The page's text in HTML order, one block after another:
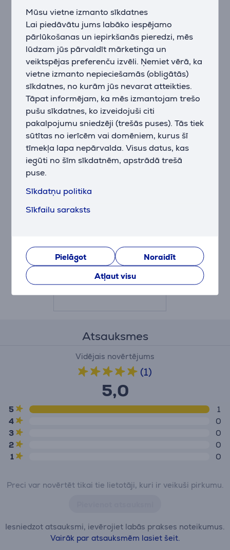
Mūsu vietne izmanto sīkdatnes
Lai piedāvātu jums labāko iespējamo
pārlūkošanas un iepirkšanās pieredzi, mēs
lūdzam jūs pārvaldīt mārketinga un
veiktspējas preferenču izvēli. Ņemiet vērā, ka
vietne izmanto nepieciešamās (obligātās)
sīkdatnes, no kurām jūs nevarat atteikties.
Tāpat informējam, ka mēs izmantojam trešo
pušu sīkdatnes, ko izveidojuši citi
pakalpojumu sniedzēji (trešās puses). Tās tiek
sūtītas no ierīcēm vai domēniem, kurus šī
tīmekļa lapa nepārvalda. Visus datus, kas
iegūti no šīm sīkdatnēm, apstrādā trešā
puse.
Sīkdatņu politika
Sīkfailu saraksts
Pielāgot
Noraidīt
Atļaut visu
baudīt papildu mieru un klusumu.
SenseInverter motors
Ļoti energoefektīvs motors, kas darbojas ar mainīgu
ātrumu, kas nodrošina uzlabotu veiktspēju un tādējādi
īpaši rūpējas par šķiedrām.
Papildus aksesuāri
E4WHPA02
10.99 €
Atsauksmes
Vidējais novērtējums
(1)
5,0
5
1
4
0
3
0
2
0
1
0
Preci var novērtēt tikai tie lietotāji, kuri ir veikuši pirkumu.
Iesniedzot atsauksmi, ievērojiet labās prakses noteikumus.
Vairāk par atsauksmēm lasiet šeit.